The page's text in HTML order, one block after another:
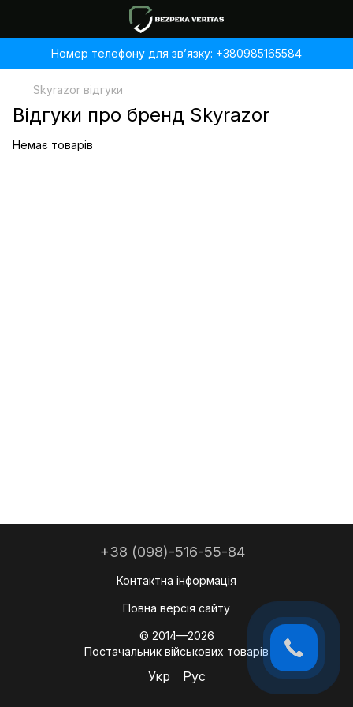
Номер телефону для звʼязку: +380985165584
Skyrazor відгуки
Відгуки про бренд Skyrazor
Немає товарів
+38 (098)-516-55-84
Контактна інформація
Повна версія сайту
© 2014—2026
Постачальник військових товарів
Укр Рус